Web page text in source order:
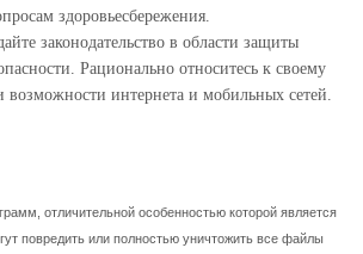
здоровьесбережения.
законодательство в области защиты
Рационально относитесь к своему
интернета и мобильных сетей.
отличительной особенностью которой является
повредить или полностью уничтожить все файлы